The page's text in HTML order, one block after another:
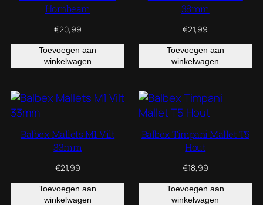
Hornbeam
€20,99
Toevoegen aan
winkelwagen
38mm
€21,99
Toevoegen aan
winkelwagen
Balbex Mallets M1 Vilt
33mm
€21,99
Toevoegen aan
winkelwagen
Balbex Timpani Mallet T5
Hout
€18,99
Toevoegen aan
winkelwagen